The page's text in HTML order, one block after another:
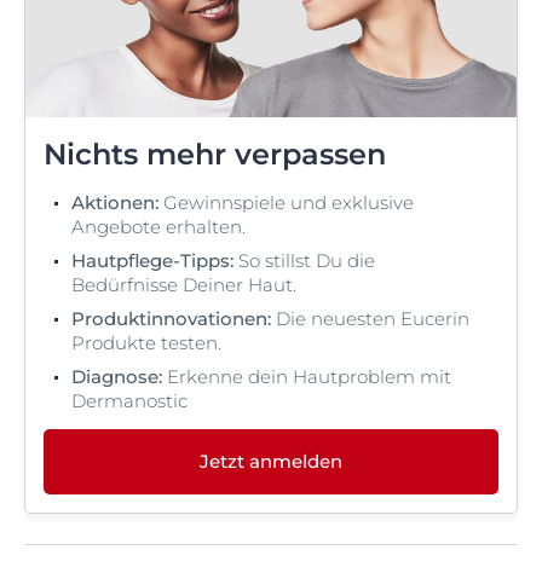
Nichts mehr verpassen
Aktionen: Gewinnspiele und exklusive
Angebote erhalten.
Hautpflege-Tipps: So stillst Du die
Bedürfnisse Deiner Haut.
Produktinnovationen: Die neuesten Eucerin
Produkte testen.
Diagnose: Erkenne dein Hautproblem mit
Dermanostic
Jetzt anmelden